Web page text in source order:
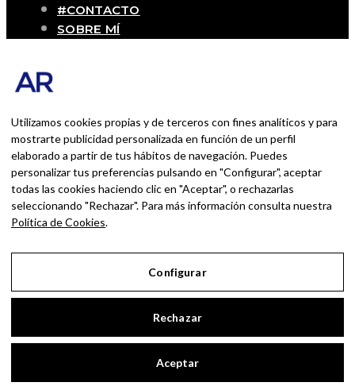
#CONTACTO
SOBRE MÍ
Romero. Experiencias personales y
con lo que hace cada día
BUSCAR POR:
BUSCAR
Ingresa las palabras de la búsqueda y presiona
Enter.
Utilizamos cookies propias y de terceros con fines analíticos y para
mostrarte publicidad personalizada en función de un perfil
elaborado a partir de tus hábitos de navegación. Puedes
personalizar tus preferencias pulsando en "Configurar", aceptar
todas las cookies haciendo clic en "Aceptar", o rechazarlas
seleccionando "Rechazar". Para más información consulta nuestra
Política de Cookies.
Configurar
Rechazar
Aceptar
Aviso Legal
Política de Privacidad
Política de Cookies
Configurar